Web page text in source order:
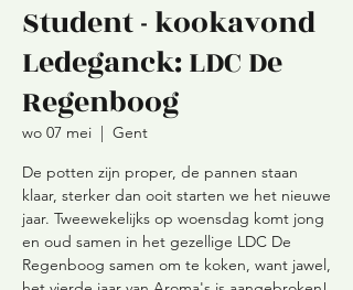
Student - kookavond
Ledeganck: LDC De
Regenboog
wo 07 mei
  |
Gent
De potten zijn proper, de pannen staan
klaar, sterker dan ooit starten we het nieuwe
jaar. Tweewekelijks op woensdag komt jong
en oud samen in het gezellige LDC De
Regenboog samen om te koken, want jawel,